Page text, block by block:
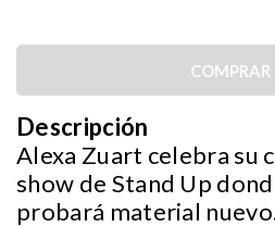
COMPRAR
Descripción
Alexa Zuart celebra su
show de Stand Up
probará material